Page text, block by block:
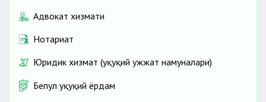
Адвокат хизмати
Нотариат
Юридик хизмат (ҳуқуқий ҳужжат намуналари)
Бепул ҳуқуқий ёрдам